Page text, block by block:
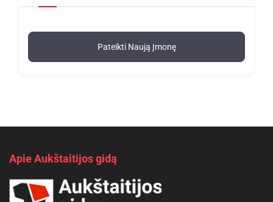
Pateikti Naują Įmonę
Apie Aukštaitijos gidą